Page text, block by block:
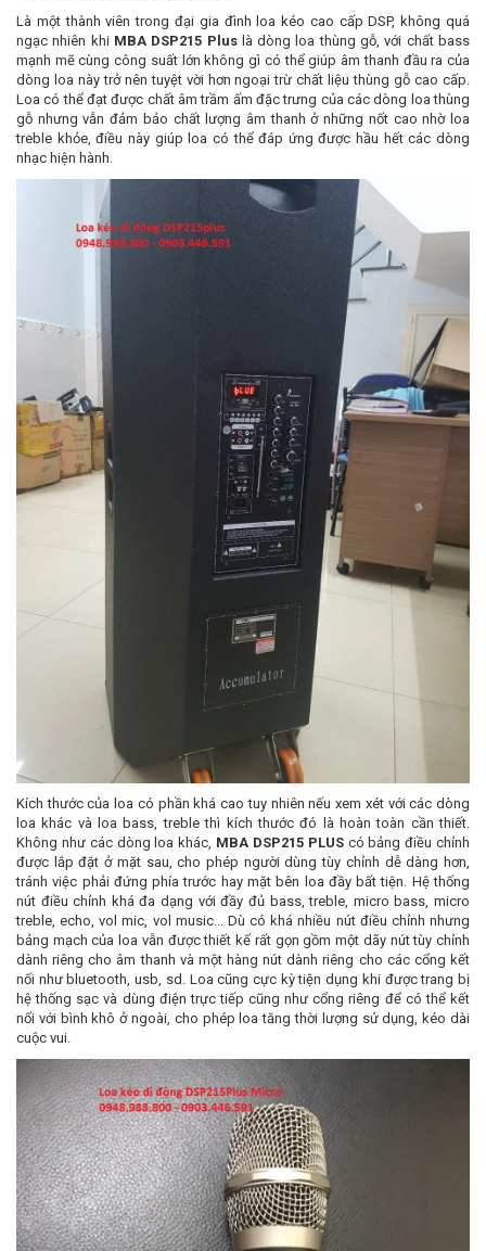
Là một thành viên trong đại gia đình loa kéo cao cấp DSP, không quá
ngạc nhiên khi MBA DSP215 Pluslà dòng loa thùng gỗ, với chất bass
mạnh mẽ cùng công suất lớn không gì có thể giúp âm thanh đầu ra của
dòng loa này trở nên tuyệt vời hơn ngoại trừ chất liệu thùng gỗ cao cấp.
Loa có thể đạt được chất âm trầm ấm đặc trưng của các dòng loa thùng
gỗ nhưng vẫn đảm bảo chất lượng âm thanh ở những nốt cao nhờ loa
treble khỏe, điều này giúp loa có thể đáp ứng được hầu hết các dòng
nhạc hiện hành.
Kích thước của loa có phần khá cao tuy nhiên nếu xem xét với các dòng
loa khác và loa bass, treble thì kích thước đó là hoàn toàn cần thiết.
Không như các dòng loa khác, MBA DSP215 PLUScó bảng điều chỉnh
được lắp đặt ở mặt sau, cho phép người dùng tùy chỉnh dễ dàng hơn,
tránh việc phải đứng phía trước hay mặt bên loa đầy bất tiện. Hệ thống
nút điều chỉnh khá đa dạng với đầy đủ bass, treble, micro bass, micro
treble, echo, vol mic, vol music... Dù có khá nhiều nút điều chỉnh nhưng
bảng mạch của loa vẫn được thiết kế rất gọn gồm một dãy nút tùy chỉnh
dành riêng cho âm thanh và một hàng nút dành riêng cho các cổng kết
nối như bluetooth, usb, sd. Loa cũng cực kỳ tiện dụng khi được trang bị
hệ thống sạc và dùng điện trực tiếp cũng như cổng riêng để có thể kết
nối với bình khô ở ngoài, cho phép loa tăng thời lượng sử dụng, kéo dài
cuộc vui.